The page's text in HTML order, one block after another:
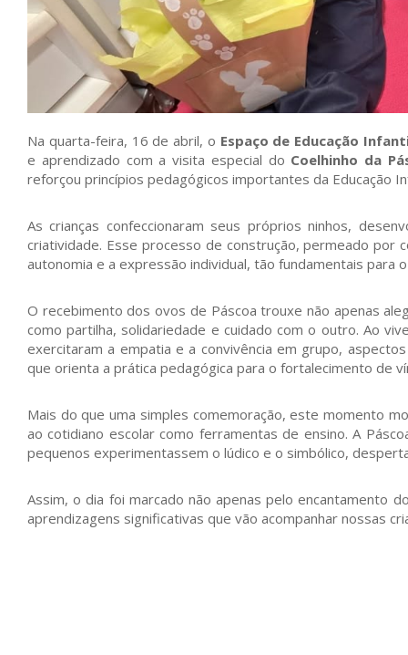
Na quarta-feira, 16 de abril, o Espaço de Educação
e aprendizado com a visita especial do Coelhinho da
reforçou princípios pedagógicos importantes da Educação
As crianças confeccionaram seus próprios ninhos,
criatividade. Esse processo de construção, permeado
autonomia e a expressão individual, tão fundamentais para
O recebimento dos ovos de Páscoa trouxe não apenas
como partilha, solidariedade e cuidado com o outro. Ao
exercitaram a empatia e a convivência em grupo,
que orienta a prática pedagógica para o fortalecimento de
Mais do que uma simples comemoração, este momento
ao cotidiano escolar como ferramentas de ensino. A
pequenos experimentassem o lúdico e o simbólico,
Assim, o dia foi marcado não apenas pelo encantamento
aprendizagens significativas que vão acompanhar nossas